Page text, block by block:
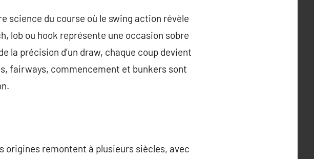
science du course où le swing action révèle
lob ou hook représente une occasion sobre
la précision d’un draw, chaque coup devient
fairways, commencement et bunkers sont
origines remontent à plusieurs siècles, avec